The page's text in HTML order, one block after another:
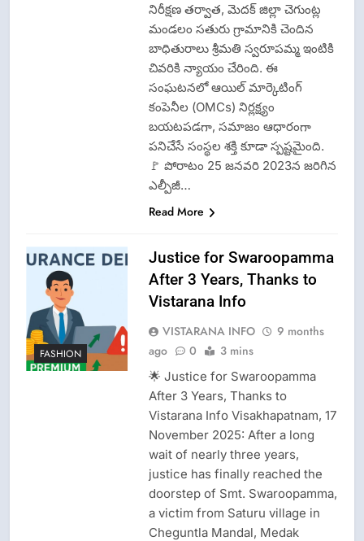
నిరీక్షణ తర్వాత, మెదక్ జిల్లా చెగుంట్ల
మండలం సతురు గ్రామానికి చెందిన
బాధితురాలు శ్రీమతి స్వరూపమ్మ ఇంటికి
చివరికి న్యాయం చేరింది. ఈ
సంఘటనలో ఆయిల్ మార్కెటింగ్
కంపెనీల (OMCs) నిర్లక్ష్యం
బయటపడగా, సమాజం ఆధారంగా
పనిచేసే సంస్థల శక్తి కూడా స్పష్టమైంది.
🚩 పోరాటం 25 జనవరి 2023న జరిగిన
ఎల్పీజీ…
Read More
FASHION
Justice for Swaroopamma
After 3 Years, Thanks to
Vistarana Info
VISTARANA INFO
9 months
ago
0 3 mins
🌟 Justice for Swaroopamma
After 3 Years, Thanks to
Vistarana Info Visakhapatnam, 17
November 2025: After a long
wait of nearly three years,
justice has finally reached the
doorstep of Smt. Swaroopamma,
a victim from Saturu village in
Cheguntla Mandal, Medak